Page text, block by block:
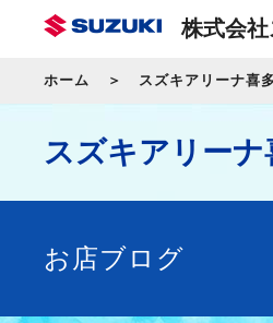
株式会
ホーム スズキアリーナ喜
スズキアリーナ
お店ブログ